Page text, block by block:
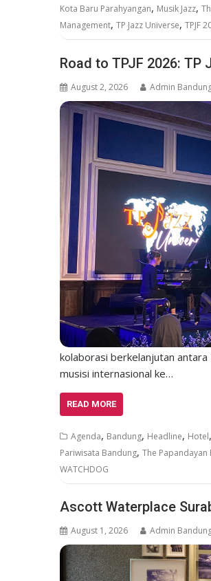
Kota Baru Parahyangan, Musik Jazz,
Management, TP Jazz Universe, TPJF
Road to TPJF 2026: TP
August 2, 2026 Admin
kolaborasi berkelanjutan
musisi internasional ke…
READ MORE
Agenda, Bandung, Headline, Hotel,
Pariwisata Bandung, The Papandayan
WATCHDOG
Ascott Waterplace
August 1, 2026 Admin